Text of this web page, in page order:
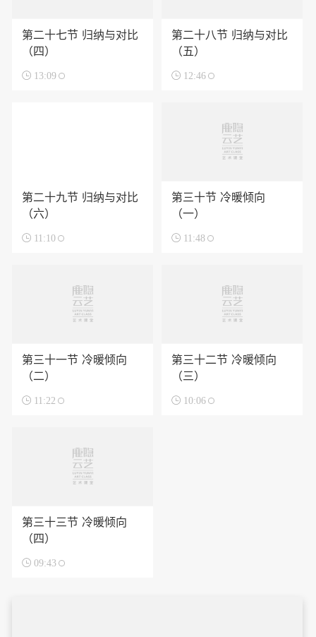
第二十七节 归纳与对比
（四）
 13:09
第二十八节 归纳与对比
（五）
 12:46
第二十九节 归纳与对比
（六）
 11:10
第三十节 冷暖倾向
（一）
 11:48
第三十一节 冷暖倾向
（二）
 11:22
第三十二节 冷暖倾向
（三）
 10:06
第三十三节 冷暖倾向
（四）
 09:43